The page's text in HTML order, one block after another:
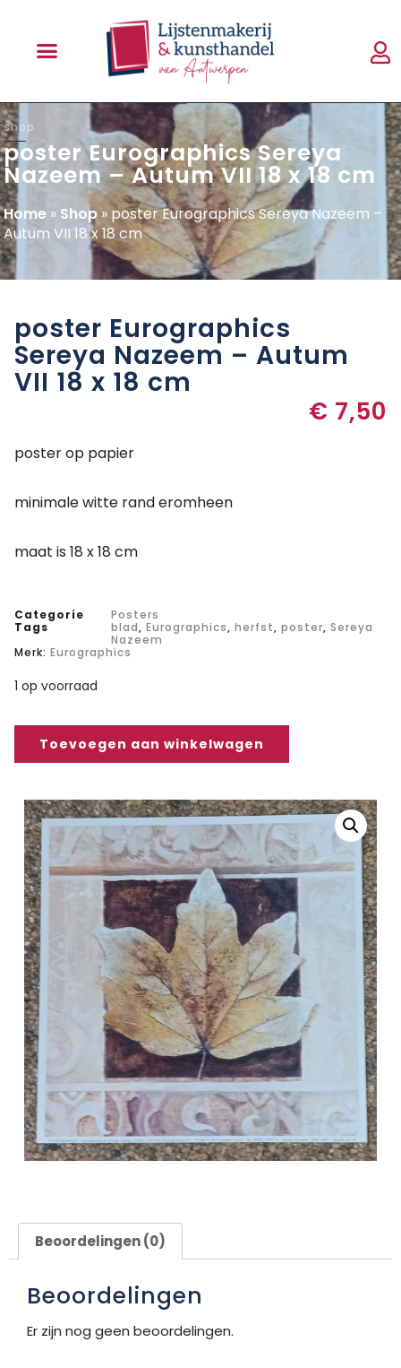
shop
poster Eurographics Sereya
Nazeem – Autum VII 18 x 18 cm
Home » Shop » poster Eurographics Sereya Nazeem –
Autum VII 18 x 18 cm
poster Eurographics
Sereya Nazeem – Autum
VII 18 x 18 cm
€ 7,50
poster op papier
minimale witte rand eromheen
maat is 18 x 18 cm
Categorie
Posters
Tags
blad, Eurographics, herfst, poster, Sereya
Nazeem
Merk: Eurographics
1 op voorraad
Toevoegen aan winkelwagen
Beoordelingen (0)
Beoordelingen
Er zijn nog geen beoordelingen.